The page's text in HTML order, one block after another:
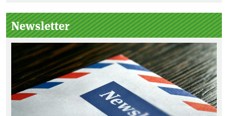
Seitenleiste
Newsletter